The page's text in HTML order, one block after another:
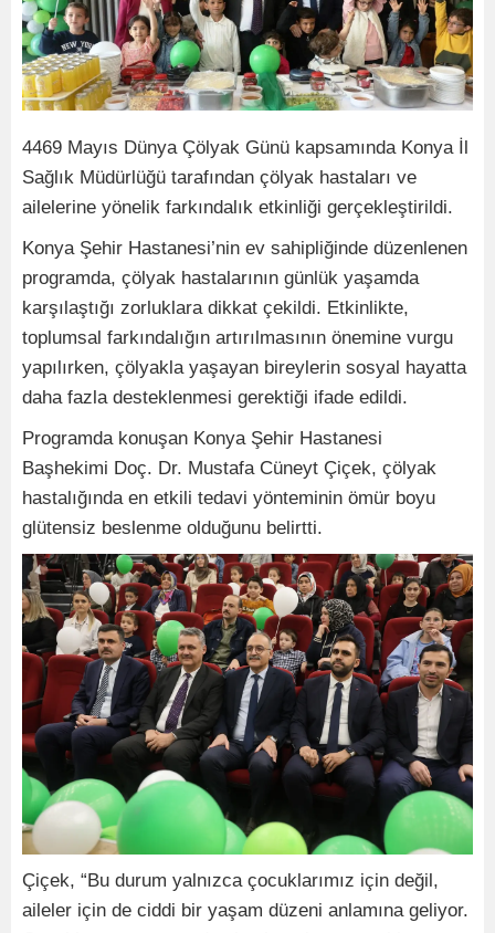
4469 Mayıs Dünya Çölyak Günü kapsamında Konya İl
Sağlık Müdürlüğü tarafından çölyak hastaları ve
ailelerine yönelik farkındalık etkinliği gerçekleştirildi.
Konya Şehir Hastanesi’nin ev sahipliğinde düzenlenen
programda, çölyak hastalarının günlük yaşamda
karşılaştığı zorluklara dikkat çekildi. Etkinlikte,
toplumsal farkındalığın artırılmasının önemine vurgu
yapılırken, çölyakla yaşayan bireylerin sosyal hayatta
daha fazla desteklenmesi gerektiği ifade edildi.
Programda konuşan Konya Şehir Hastanesi
Başhekimi Doç. Dr. Mustafa Cüneyt Çiçek, çölyak
hastalığında en etkili tedavi yönteminin ömür boyu
glütensiz beslenme olduğunu belirtti.
Çiçek, “Bu durum yalnızca çocuklarımız için değil,
aileler için de ciddi bir yaşam düzeni anlamına geliyor.